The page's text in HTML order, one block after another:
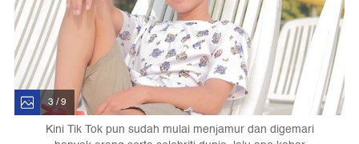
3 / 9
Kini Tik Tok pun sudah mulai menjamur dan digemari